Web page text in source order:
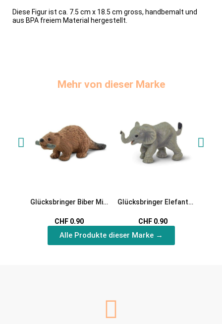
Diese Figur ist ca. 7.5 cm x 18.5 cm gross, handbemalt und
aus BPA freiem Material hergestellt.
Mehr von dieser Marke
Glücksbringer Biber Mini
CHF 0.90
Glücksbringer Elefant
CHF 0.90
Alle Produkte dieser Marke →